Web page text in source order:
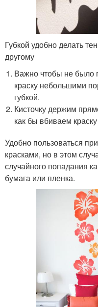
Губкой удобно делать
другому
Важно чтобы не было
краску небольшими
губкой.
Кисточку держим
как бы вбиваем
Удобно пользоваться
красками, но в этом
случайного попадания
бумага или пленка.